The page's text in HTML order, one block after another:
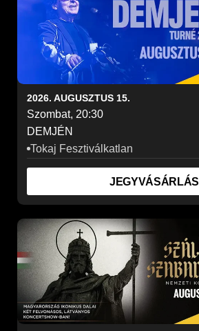
DEMJÉN
Tokaj Fesztiválkatlan
2026. AUGUSZTUS 15.
Szombat, 20:30
JEGYVÁSÁRLÁS